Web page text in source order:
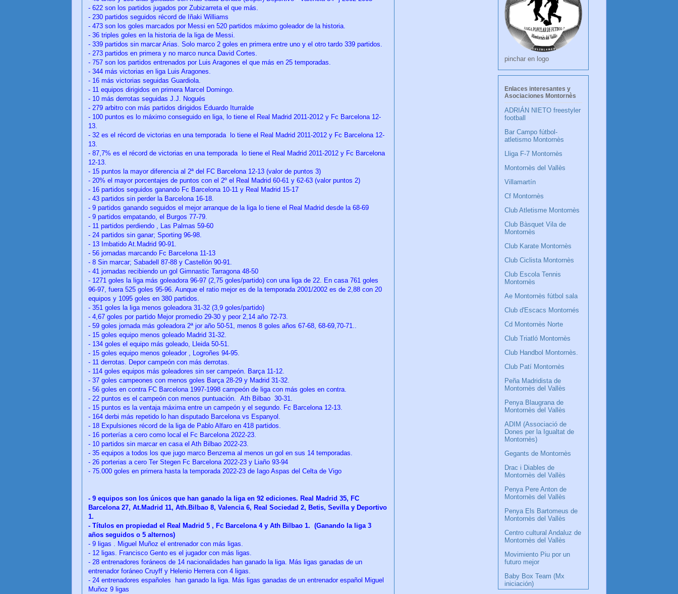
- 622 son los partidos jugados por Zubizarreta el que más.
- 230 partidos seguidos récord de Iñaki Williams
- 473 son los goles marcados por Messi en 520 partidos máximo goleador de la historia.
- 36 triples goles en la historia de la liga de Messi.
- 339 partidos sin marcar Arias. Solo marco 2 goles en primera entre uno y el otro tardo 339 partidos.
- 273 partidos en primera y no marco nunca David Cortes.
- 757 son los partidos entrenados por Luis Aragones el que más en 25 temporadas.
- 344 más victorias en liga Luis Aragones.
- 16 más victorias seguidas Guardiola.
- 11 equipos dirigidos en primera Marcel Domingo.
- 10 más derrotas seguidas J.J. Nogués
- 279 arbitro con más partidos dirigidos Eduardo Iturralde
- 100 puntos es lo máximo conseguido en liga, lo tiene el Real Madrid 2011-2012 y Fc Barcelona 12-
13.
- 32 es el récord de victorias en una temporada lo tiene el Real Madrid 2011-2012 y Fc Barcelona 12-
13.
- 87,7% es el récord de victorias en una temporada lo tiene el Real Madrid 2011-2012 y Fc Barcelona
12-13.
- 15 puntos la mayor diferencia al 2ª del FC Barcelona 12-13 (valor de puntos 3)
- 20% el mayor porcentajes de puntos con el 2º el Real Madrid 60-61 y 62-63 (valor puntos 2)
- 16 partidos seguidos ganando Fc Barcelona 10-11 y Real Madrid 15-17
- 43 partidos sin perder la Barcelona 16-18.
- 9 partidos ganando seguidos el mejor arranque de la liga lo tiene el Real Madrid desde la 68-69
- 9 partidos empatando, el Burgos 77-79.
- 11 partidos perdiendo , Las Palmas 59-60
- 24 partidos sin ganar; Sporting 96-98.
- 13 Imbatido At.Madrid 90-91.
- 56 jornadas marcando Fc Barcelona 11-13
- 8 Sin marcar; Sabadell 87-88 y Castellón 90-91.
- 41 jornadas recibiendo un gol Gimnastic Tarragona 48-50
- 1271 goles la liga más goleadora 96-97 (2,75 goles/partido) con una liga de 22. En casa 761 goles
96-97, fuera 525 goles 95-96. Aunque el ratio mejor es de la temporada 2001/2002 es de 2,88 con 20
equipos y 1095 goles en 380 partidos.
- 351 goles la liga menos goleadora 31-32 (3,9 goles/partido)
- 4,67 goles por partido Mejor promedio 29-30 y peor 2,14 año 72-73.
- 59 goles jornada más goleadora 2ª jor año 50-51, menos 8 goles años 67-68, 68-69,70-71..
- 15 goles equipo menos goleado Madrid 31-32.
- 134 goles el equipo más goleado, Lleida 50-51.
- 15 goles equipo menos goleador , Logroñes 94-95.
- 11 derrotas. Depor campeón con más derrotas.
- 114 goles equipos más goleadores sin ser campeón. Barça 11-12.
- 37 goles campeones con menos goles Barça 28-29 y Madrid 31-32.
- 56 goles en contra FC Barcelona 1997-1998 campeón de liga con más goles en contra.
- 22 puntos es el campeón con menos puntuación. Ath Bilbao 30-31.
- 15 puntos es la ventaja máxima entre un campeón y el segundo. Fc Barcelona 12-13.
- 164 derbi más repetido lo han disputado Barcelona vs Espanyol.
- 18 Expulsiones récord de la liga de Pablo Alfaro en 418 partidos.
- 16 porterías a cero como local el Fc Barcelona 2022-23.
- 10 partidos sin marcar en casa el Ath Bilbao 2022-23.
- 35 equipos a todos los que jugo marco Benzema al menos un gol en sus 14 temporadas.
- 26 porterias a cero Ter Stegen Fc Barcelona 2022-23 y Liaño 93-94
- 75.000 goles en primera hasta la temporada 2022-23 de Iago Aspas del Celta de Vigo
- 9 equipos son los únicos que han ganado la liga en 92 ediciones. Real Madrid 35, FC
Barcelona 27, At.Madrid 11, Ath.Bilbao 8, Valencia 6, Real Sociedad 2, Betis, Sevilla y Deportivo
1.
- Títulos en propiedad el Real Madrid 5 , Fc Barcelona 4 y Ath Bilbao 1. (Ganando la liga 3
años seguidos o 5 alternos)
- 9 ligas . Miguel Muñoz el entrenador con más ligas.
- 12 ligas. Francisco Gento es el jugador con más ligas.
- 28 entrenadores foráneos de 14 nacionalidades han ganado la liga. Más ligas ganadas de un
entrenador foráneo Cruyff y Helenio Herrera con 4 ligas.
- 24 entrenadores españoles han ganado la liga. Más ligas ganadas de un entrenador español Miguel
Muñoz 9 ligas
pinchar en logo
Enlaces interesantes y
Asociaciones Montornès
ADRIÁN NIETO freestyler
football
Bar Campo fútbol-
atletismo Montornès
Lliga F-7 Montornès
Montornès del Vallès
Villamartín
Cf Montornès
Club Atletisme Montornès
Club Bàsquet Vila de
Montornès
Club Karate Montornès
Club Ciclista Montornès
Club Escola Tennis
Montornès
Ae Montornès fútbol sala
Club d'Escacs Montornés
Cd Montornès Norte
Club Triatló Montornès
Club Handbol Montornès.
Club Patí Montornès
Peña Madridista de
Montornès del Vallès
Penya Blaugrana de
Montornès del Vallès
ADIM (Associació de
Dones per la Igualtat de
Montornès)
Gegants de Montornès
Drac i Diables de
Montornès del Vallès
Penya Pere Anton de
Montornès del Vallès
Penya Els Bartomeus de
Montornès del Vallès
Centro cultural Andaluz de
Montornès del Vallès
Movimiento Piu por un
futuro mejor
Baby Box Team (Mx
iniciación)